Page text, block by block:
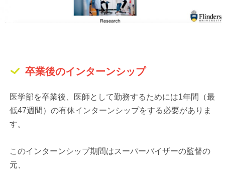
卒業後のインターンシップ
医学部を卒業後、医師として勤務するためには1年間（最
低47週間）の有休インターンシップをする必要がありま
す。
このインターンシップ期間はスーパーバイザーの監督の
元、